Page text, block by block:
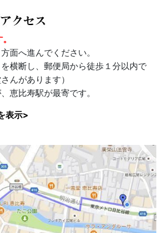
面へ進んでください。
横断し、郵便局から徒歩１分以内で
んがあります）
恵比寿駅が最寄です。
表示>